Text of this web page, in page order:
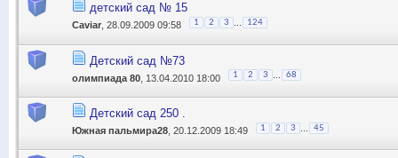
детский сад № 15
Caviar , 28.09.2009 09:58 1 2 3 124
Детский сад №73
олимпиада 80 , 13.04.2010 18:00 1 2 3 68
Детский сад 250 .
Южная пальмира28 , 20.12.2009 18:49 1 2 3 45